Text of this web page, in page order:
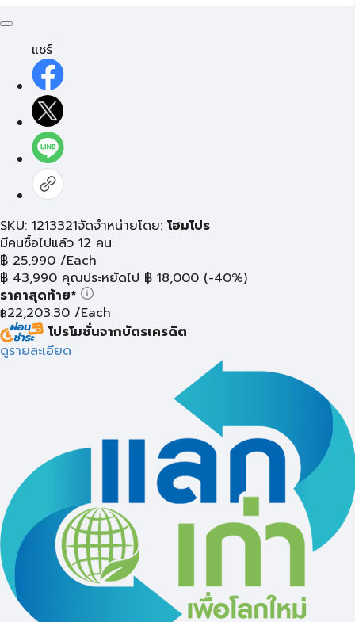
แชร์
SKU: 1213321จัดจำหน่ายโดย: โฮมโปร
มีคนซื้อไปแล้ว 12 คน
฿ 25,990 /Each
฿ 43,990 คุณประหยัดไป ฿ 18,000 (-40%)
ราคาสุดท้าย*
฿22,203.30 /Each
โปรโมชั่นจากบัตรเครดิต
ดูรายละเอียด